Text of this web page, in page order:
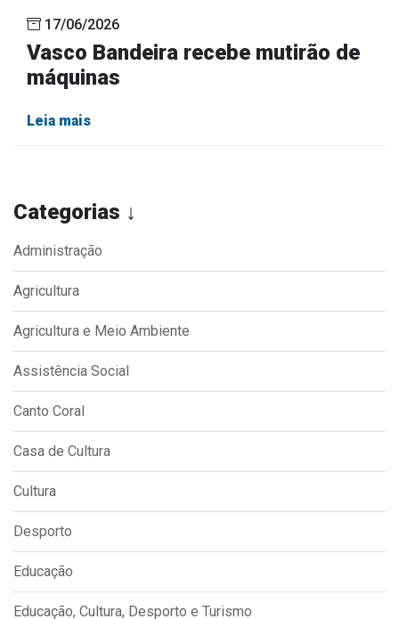
Categorias ↓
Administração
Agricultura
Agricultura e Meio Ambiente
Assistência Social
Canto Coral
Casa de Cultura
Cultura
Desporto
Educação
Educação, Cultura, Desporto e Turismo
17/06/2026
Vasco Bandeira recebe mutirão de
máquinas
Leia mais